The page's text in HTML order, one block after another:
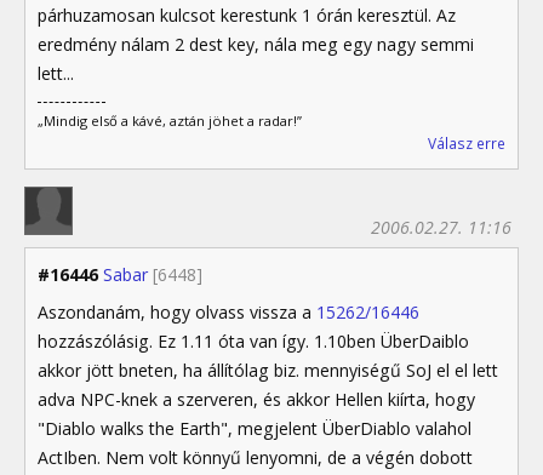
párhuzamosan kulcsot kerestunk 1 órán keresztül. Az
eredmény nálam 2 dest key, nála meg egy nagy semmi
lett...
„Mindig első a kávé, aztán jöhet a radar!”
Válasz erre
#16446 Sabar [6448]
2006.02.27. 11:16
Aszondanám, hogy olvass vissza a 15262/16446
hozzászólásig. Ez 1.11 óta van így. 1.10ben ÜberDaiblo
akkor jött bneten, ha állítólag biz. mennyiségű SoJ el el lett
adva NPC-knek a szerveren, és akkor Hellen kiírta, hogy
"Diablo walks the Earth", megjelent ÜberDiablo valahol
ActIben. Nem volt könnyű lenyomni, de a végén dobott